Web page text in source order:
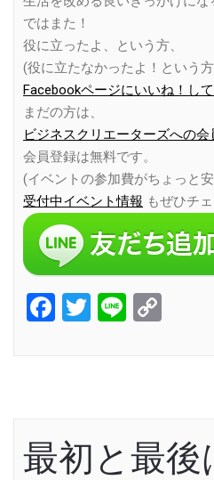
ではまた！
役に立ったよ、という方、
(役に立たなかったよ！という
Facebookページにいいね！し
まだの方は、
ビジネスクリエーターズへの会
会員登録は無料です。
(イベントの参加費がちょっと
受付中イベント情報 もぜひチ
Facebook
Twitter
Line
最初と最後